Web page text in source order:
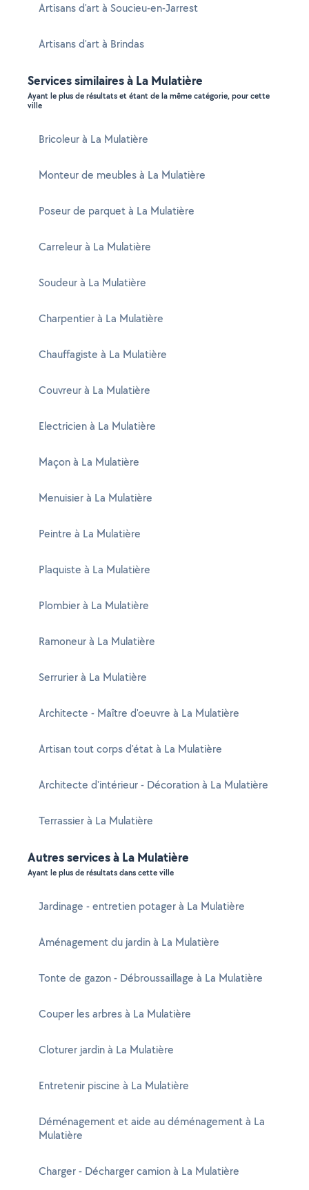
Artisans d'art à Soucieu-en-Jarrest
Artisans d'art à Brindas
Services similaires à La Mulatière
Ayant le plus de résultats et étant de la même catégorie, pour cette
ville
Bricoleur à La Mulatière
Monteur de meubles à La Mulatière
Poseur de parquet à La Mulatière
Carreleur à La Mulatière
Soudeur à La Mulatière
Charpentier à La Mulatière
Chauffagiste à La Mulatière
Couvreur à La Mulatière
Electricien à La Mulatière
Maçon à La Mulatière
Menuisier à La Mulatière
Peintre à La Mulatière
Plaquiste à La Mulatière
Plombier à La Mulatière
Ramoneur à La Mulatière
Serrurier à La Mulatière
Architecte - Maître d'oeuvre à La Mulatière
Artisan tout corps d'état à La Mulatière
Architecte d'intérieur - Décoration à La Mulatière
Terrassier à La Mulatière
Autres services à La Mulatière
Ayant le plus de résultats dans cette ville
Jardinage - entretien potager à La Mulatière
Aménagement du jardin à La Mulatière
Tonte de gazon - Débroussaillage à La Mulatière
Couper les arbres à La Mulatière
Cloturer jardin à La Mulatière
Entretenir piscine à La Mulatière
Déménagement et aide au déménagement à La
Mulatière
Charger - Décharger camion à La Mulatière